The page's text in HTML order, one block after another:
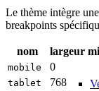
Le thème intègre
breakpoints
nom largeur
mobile 0
tablet 768